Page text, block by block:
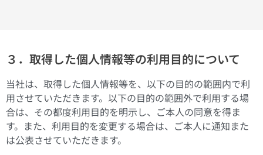
３．取得した個人情報等の利用目的について
当社は、取得した個人情報等を、以下の目的の範囲内で利
用させていただきます。以下の目的の範囲外で利用する場
合は、その都度利用目的を明示し、ご本人の同意を得ま
す。また、利用目的を変更する場合は、ご本人に通知また
は公表させていただきます。